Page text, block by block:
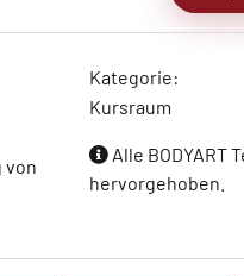
von
Kategorie:
Kursraum
Alle BODYART
hervorgehoben.